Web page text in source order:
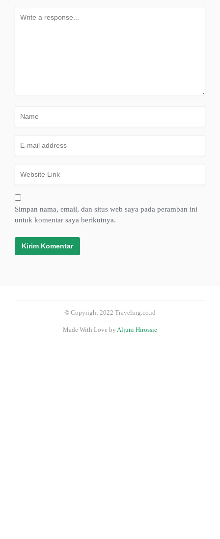
Simpan nama, email, dan situs web saya pada peramban ini
untuk komentar saya berikutnya.
© Copyright 2022 Traveling.co.id
Made With Love by Aljuni Hirossie